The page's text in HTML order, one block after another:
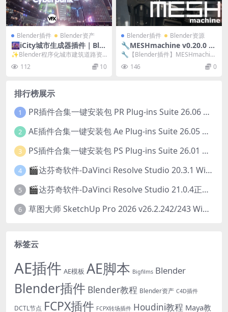
Blender插件 Blender资产
🌆iCity城市生成器插件｜Ble
nder城市快速建模神器 ICity
✨Blender程序化城市建筑道路资
产预设一键生成插件 ICity V1.7.1...
112 10
Blender插件 Blender资源
🔧MESHmachine v0.20.0 —
Blender倒角圆角插件破解版
🔧【Blender插件】MESHmachin
e 硬表面建模利器 | 非细分建模 ...
146 0
排行榜展示
1 PR插件合集一键安装包 PR Plug-ins Suite 26.06 一键安装PR所有常用插件！
2 AE插件合集一键安装包 Ae Plug-ins Suite 26.05 一键安装AE所有常用插件！
3 PS插件合集一键安装包 PS Plug-ins Suite 26.01 一键安装PS所有常用插件！
4 🎬达芬奇软件-DaVinci Resolve Studio 20.3.1 Win/Mac中文破解版下载
5 🎬达芬奇软件-DaVinci Resolve Studio 21.0.4正式版 Win/Mac中文破解版下载
6 草图大师 SketchUp Pro 2026 v26.2.242/243 Win/Mac破解版 中文版/英文版
标签云
AE插件 AE模板 AE脚本 Bigfilms Blender
Blender插件 Blender教程 Blender资产 C4D插件
DCTL节点 FCPX插件 FCPX转场插件 Houdini教程 Maya教